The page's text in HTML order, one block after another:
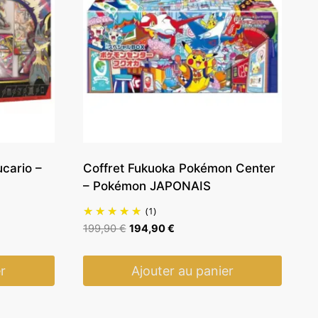
–
Coffret Fukuoka Pokémon Center
– Pokémon JAPONAIS
(1)
199,90€ Le
était :
194,90€Le
est :
Ajouter au panier